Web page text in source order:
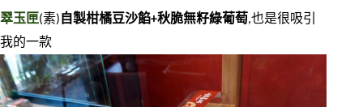
翠玉匣(素) 自製柑橘豆沙餡+秋脆無籽綠葡萄,也是很吸引
我的一款